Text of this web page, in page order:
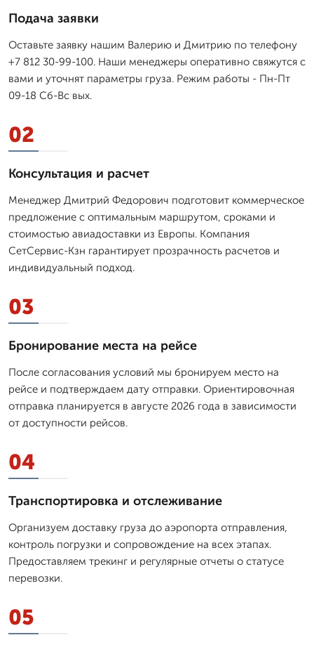
Подача заявки
Оставьте заявку нашим Валерию и Дмитрию по телефону
+7 812 30-99-100. Наши менеджеры оперативно свяжутся с
вами и уточнят параметры груза. Режим работы - Пн-Пт
09-18 Сб-Вс вых.
02
Консультация и расчет
Менеджер Дмитpий Федорович подготовит коммерческое
предложение с оптимальным маршрутом, сроками и
стоимостью авиадоставки из Европы. Компания
СетСервис-Кзн гарантирует прозрачность расчетов и
индивидуальный подход.
03
Бронирование места на рейсе
После согласования условий мы бронируем место на
рейсе и подтверждаем дату отправки. Ориентировочная
отправка планируется в августе 2026 года в зависимости
от доступности рейсов.
04
Транспортировка и отслеживание
Организуем доставку груза до аэропорта отправления,
контроль погрузки и сопровождение на всех этапах.
Предоставляем трекинг и регулярные отчеты о статусе
перевозки.
05